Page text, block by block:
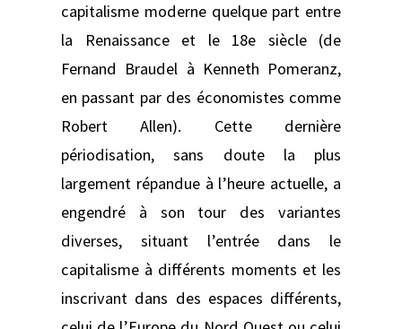
capitalisme moderne quelque part entre
la Renaissance et le 18e siècle (de
Fernand Braudel à Kenneth Pomeranz,
en passant par des économistes comme
Robert Allen). Cette dernière
périodisation, sans doute la plus
largement répandue à l’heure actuelle, a
engendré à son tour des variantes
diverses, situant l’entrée dans le
capitalisme à différents moments et les
inscrivant dans des espaces différents,